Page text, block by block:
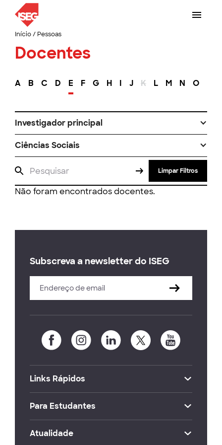
Início/ Pessoas
Docentes
A B C D E F G H I J K L M N O
Investigador principal
Ciências Sociais
Limpar Filtros
Não foram encontrados docentes.
Subscreva a newsletter do ISEG
Links Rápidos
Para Estudantes
Atualidade